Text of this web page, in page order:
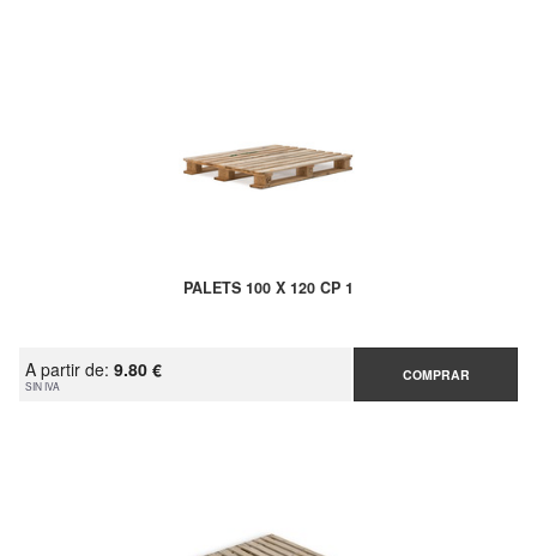
PALETS 100 X 120 CP 1
A partir de: 9.80 €
SIN IVA
COMPRAR